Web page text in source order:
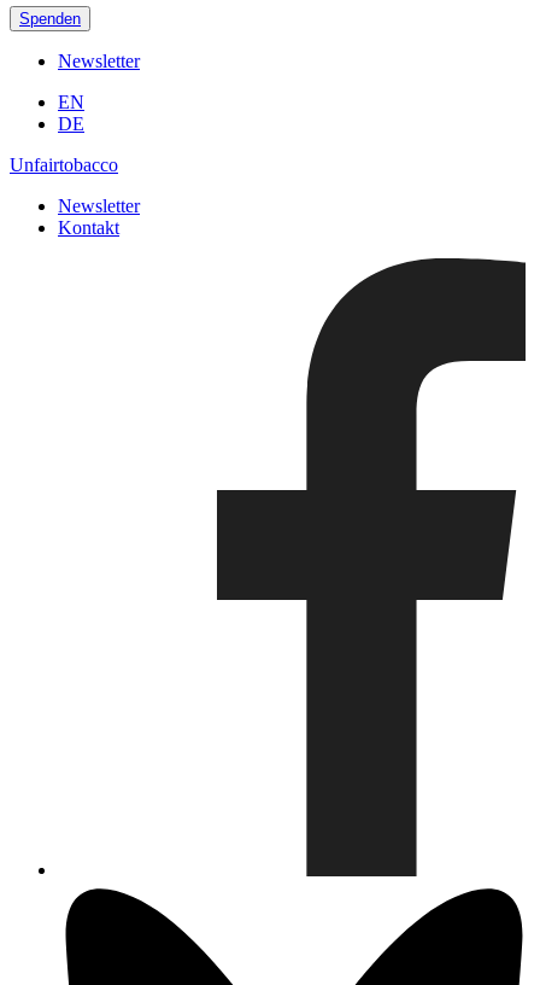
Spenden
Newsletter
EN
DE
Unfairtobacco
Newsletter
Kontakt